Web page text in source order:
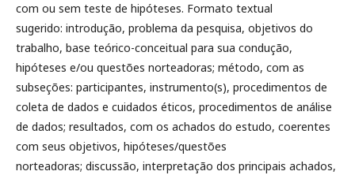
com ou sem teste de hipóteses. Formato textual
sugerido: introdução, problema da pesquisa, objetivos do
trabalho, base teórico-conceitual para sua condução,
hipóteses e/ou questões norteadoras; método, com as
subseções: participantes, instrumento(s), procedimentos de
coleta de dados e cuidados éticos, procedimentos de análise
de dados; resultados, com os achados do estudo, coerentes
com seus objetivos, hipóteses/questões
norteadoras; discussão, interpretação dos principais achados,